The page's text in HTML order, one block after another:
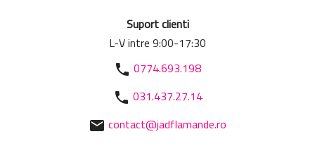
Suport clienti
L-V intre 9:00-17:30
phone 0774.693.198
phone 031.437.27.14
mail contact@jadflamande.ro